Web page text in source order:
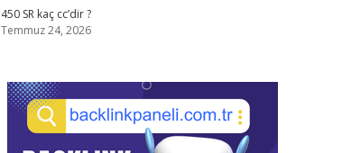
450 SR kaç cc’dir ?
Temmuz 24, 2026